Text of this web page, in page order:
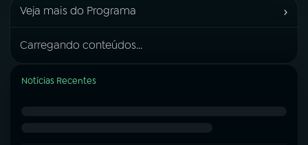
Veja mais do Programa ›
Carregando conteúdos...
Notícias Recentes